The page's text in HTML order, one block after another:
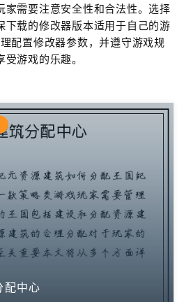
家需要注意安全性和合法性。选择
下载的修改器版本适用于自己的游
配置修改器参数，并遵守游戏规
受游戏的乐趣。
配中心